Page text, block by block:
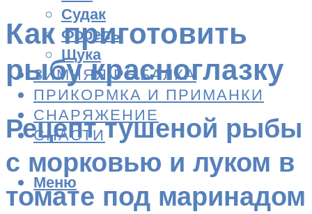
Судак
Форель
Щука
ЗИМНЯЯ РЫБАЛКА
ПРИКОРМКА И ПРИМАНКИ
СНАРЯЖЕНИЕ
СНАСТИ
Меню
Как приготовить
рыбу красноглазку
Рецепт тушеной рыбы
с морковью и луком в
томате под маринадом